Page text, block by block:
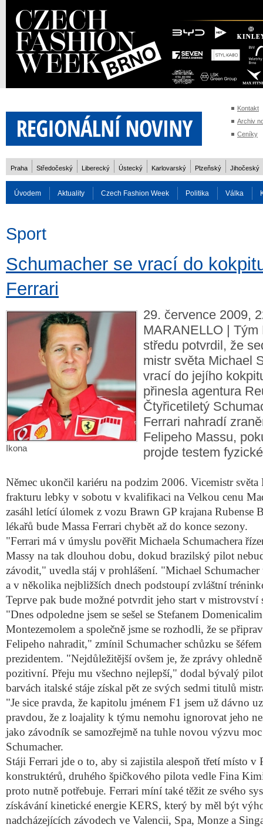
Kontakt
Archiv
Ceníky
Praha Středočeský Liberecký Ústecký Karlovarský Plzeňský Jihočeský
Úvodem Aktuality Czech Fashion Week Politika Válka
Sport
Schumacher se vrací do
Ferrari
Ikona
29. července 2009,
MARANELLO | Tým
středu potvrdil, že
mistr světa Michael
vrací do jejího
přinesla agentura
Čtyřicetiletý
Ferrari nahradí
Felipeho Massu,
projde testem
Němec ukončil kariéru na podzim 2006. Vicemistr světa
frakturu lebky v sobotu v kvalifikaci na Velkou cenu
zasáhl letící úlomek z vozu Brawn GP krajana Rubense
lékařů bude Massa Ferrari chybět až do konce sezony.
"Ferrari má v úmyslu pověřit Michaela Schumachera
Massy na tak dlouhou dobu, dokud brazilský pilot
závodit," uvedla stáj v prohlášení. "Michael
a v několika nejbližších dnech podstoupí zvláštní
Teprve pak bude možné potvrdit jeho start v mistrovství
"Dnes odpoledne jsem se sešel se Stefanem
Montezemolem a společně jsme se rozhodli, že se
Felipeho nahradit," zmínil Schumacher schůzku se
prezidentem. "Nejdůležitější ovšem je, že zprávy
pozitivní. Přeju mu všechno nejlepší," dodal bývalý
barvách italské stáje získal pět ze svých sedmi titulů
"Je sice pravda, že kapitolu jménem F1 jsem už dávno
pravdou, že z loajality k týmu nemohu ignorovat jeho
jako závodník se samozřejmě na tuhle novou výzvu
Schumacher.
Stáji Ferrari jde o to, aby si zajistila alespoň třetí místo v
konstruktérů, druhého špičkového pilota vedle Fina
proto nutně potřebuje. Ferrari míní také těžit ze svého
získávání kinetické energie KERS, který by měl být
nadcházejících závodech ve Valencii, Spa, Monze a